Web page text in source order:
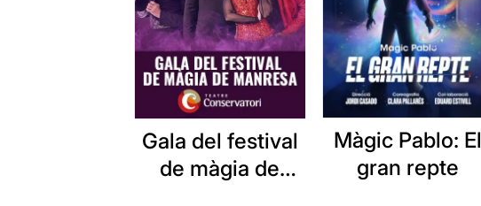
Gala del festival
de màgia de
Màgic Pablo: El
gran repte